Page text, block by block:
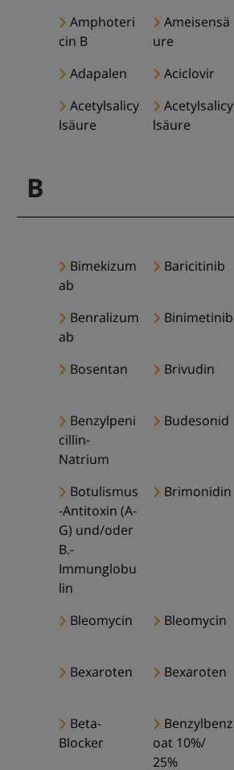
Amphoteri
cin B
Ameisensä
ure
Adapalen Aciclovir
Acetylsalicy
lsäure
Acetylsalicy
lsäure
B
Bimekizum
ab
Baricitinib
Benralizum
ab
Binimetinib
Bosentan
Brivudin
Benzylpeni
cillin-
Natrium
Budesonid
Botulismus
-Antitoxin (A-
G) und/oder
B.-
Immunglobu
lin
Brimonidin
Bleomycin Bleomycin
Bexaroten
Bexaroten
Beta-
Blocker
Benzylbenz
oat 10%/
25%